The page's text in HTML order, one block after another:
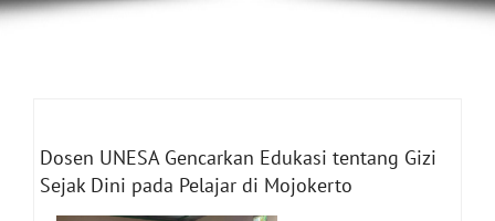
Dosen UNESA Gencarkan Edukasi tentang Gizi
Sejak Dini pada Pelajar di Mojokerto